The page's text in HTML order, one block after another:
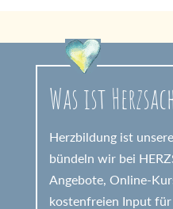
Was ist
Herzbildung ist
bündeln wir bei
Angebote, Online-
kostenfreien Input